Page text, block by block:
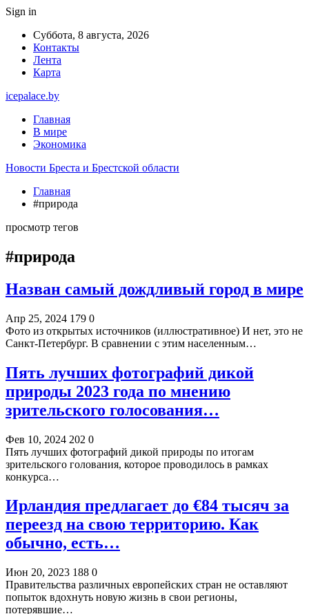
Sign in
Суббота, 8 августа, 2026
Контакты
Лента
Карта
icepalace.by
Главная
В мире
Экономика
Новости Бреста и Брестской области
Главная
#природа
просмотр тегов
#природа
Назван самый дождливый город в мире
Апр 25, 2024 179 0
Фото из открытых источников (иллюстративное) И нет, это не
Санкт-Петербург. В сравнении с этим населенным…
Пять лучших фотографий дикой
природы 2023 года по мнению
зрительского голосования…
Фев 10, 2024 202 0
Пять лучших фотографий дикой природы по итогам
зрительского голования, которое проводилось в рамках
конкурса…
Ирландия предлагает до €84 тысяч за
переезд на свою территорию. Как
обычно, есть…
Июн 20, 2023 188 0
Правительства различных европейских стран не оставляют
попыток вдохнуть новую жизнь в свои регионы,
потерявшие…